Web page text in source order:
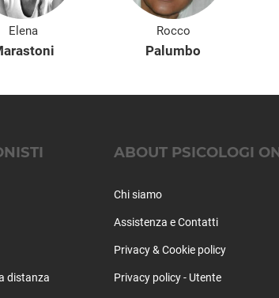
Elena Rocco
Palumbo
distanza
ABOUT PSICOLOGI
Chi siamo
Assistenza e Contatti
Privacy & Cookie policy
Privacy policy - Utente